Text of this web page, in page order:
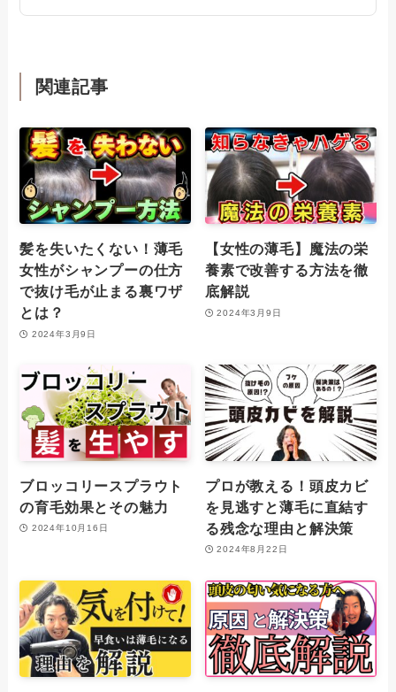
関連記事
髪を失いたくない！薄毛
女性がシャンプーの仕方
で抜け毛が止まる裏ワザ
とは？
2024年3月9日
【女性の薄毛】魔法の栄
養素で改善する方法を徹
底解説
2024年3月9日
ブロッコリースプラウト
の育毛効果とその魅力
2024年10月16日
プロが教える！頭皮カビ
を見逃すと薄毛に直結す
る残念な理由と解決策
2024年8月22日